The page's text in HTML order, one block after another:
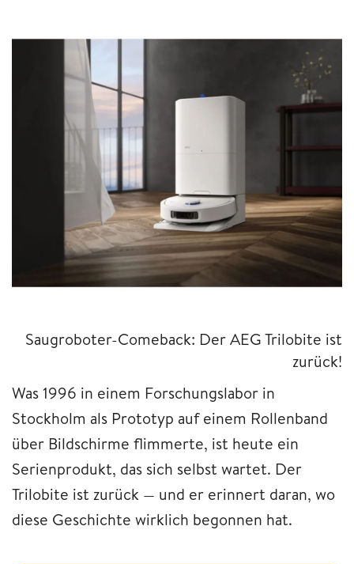
Saugroboter-Comeback: Der AEG Trilobite ist
zurück!
Was 1996 in einem Forschungslabor in
Stockholm als Prototyp auf einem Rollenband
über Bildschirme flimmerte, ist heute ein
Serienprodukt, das sich selbst wartet. Der
Trilobite ist zurück — und er erinnert daran, wo
diese Geschichte wirklich begonnen hat.